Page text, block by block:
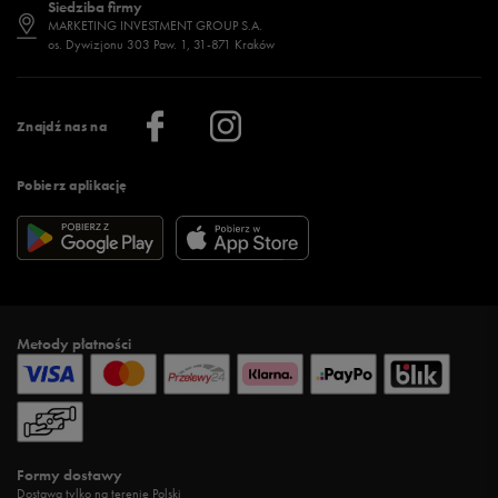
Znajdź nas na
Pobierz aplikację
Regulamin sklepu 50 style
Regulamin aplikacji 50 style
Więcej regulaminów >
Jak wybrać buty na zimę?
Więcej >
Stylizacje damskie
Sklepy stacjonarne
Klub 50 style
Praca
Informacje o firmie
Siedziba firmy
MARKETING INVESTMENT GROUP S.A.
os. Dywizjonu 303 Paw. 1, 31-871 Kraków
Metody płatności
Formy dostawy
Dostawa tylko na terenie Polski